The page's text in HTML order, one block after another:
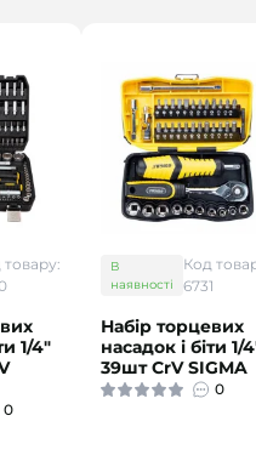
товару:
1/4"
0
В
наявності
Код
6731
Набір торцевих
насадок і біти 1/
39шт CrV SIGMA
0